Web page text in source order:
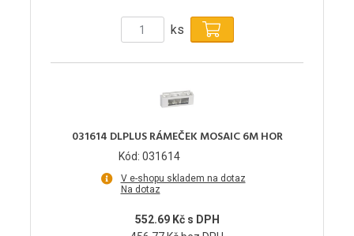
ks
031614 DLPLUS RÁMEČEK MOSAIC 6M HOR
Kód: 031614
V e-shopu skladem na dotaz
Na dotaz
552.69 Kč s DPH